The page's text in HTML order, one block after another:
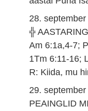
28. september
╬
Am 6:1a,4-7;
1Tm 6:11-16;
R: Kiida, mu
29. september
PEAINGLID